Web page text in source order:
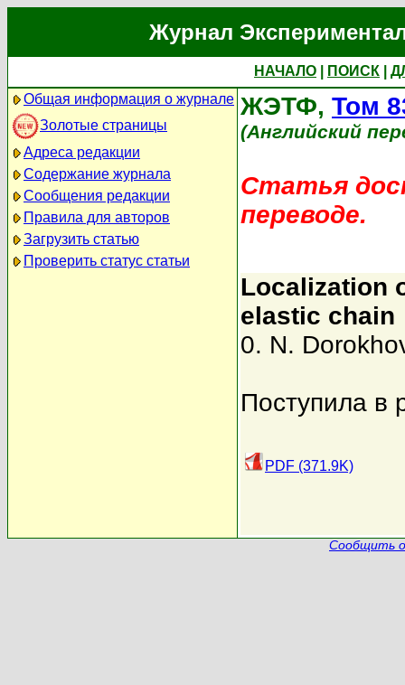
Журнал
НАЧАЛО ПОИСК
Общая информация о журнале
Золотые страницы
Адреса редакции
Содержание журнала
Сообщения редакции
Правила для авторов
Загрузить статью
Проверить статус статьи
ЖЭТФ, Том
(Английский
Статья
переводе.
Localization
elastic chain
0. N.
Поступила в
PDF (371.9K)
Сообщить о